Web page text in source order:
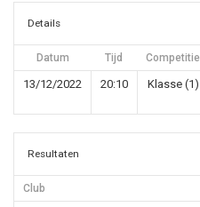
Details
Datum Tijd Competitie
13/12/2022 20:10 Klasse (1)
Resultaten
Club